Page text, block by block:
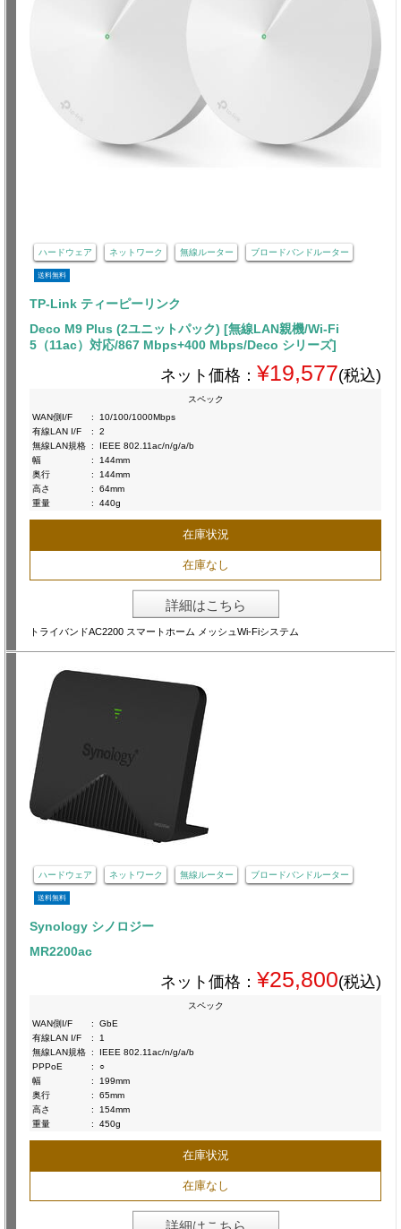
ハードウェア ネットワーク 無線ルーター ブロードバンドルーター
送料無料
TP-Link ティーピーリンク
Deco M9 Plus (2ユニットパック) [無線LAN親機/Wi-Fi
5（11ac）対応/867 Mbps+400 Mbps/Deco シリーズ]
ネット価格： ¥19,577(税込)
スペック
WAN側I/F
:
10/100/1000Mbps
有線LAN I/F
:
2
無線LAN規格 :
IEEE 802.11ac/n/g/a/b
幅
:
144mm
奥行
:
144mm
高さ
:
64mm
重量
: 440g
在庫状況
在庫なし
詳細はこちら
トライバンドAC2200 スマートホーム メッシュWi-Fiシステム
ハードウェア ネットワーク 無線ルーター ブロードバンドルーター
送料無料
Synology シノロジー
MR2200ac
ネット価格： ¥25,800(税込)
スペック
WAN側I/F
:
GbE
有線LAN I/F
:
1
無線LAN規格 :
IEEE 802.11ac/n/g/a/b
PPPoE
:
○
幅
:
199mm
奥行
:
65mm
高さ
:
154mm
重量
: 450g
在庫状況
在庫なし